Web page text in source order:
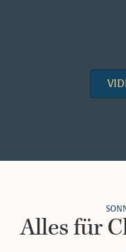
Alles für